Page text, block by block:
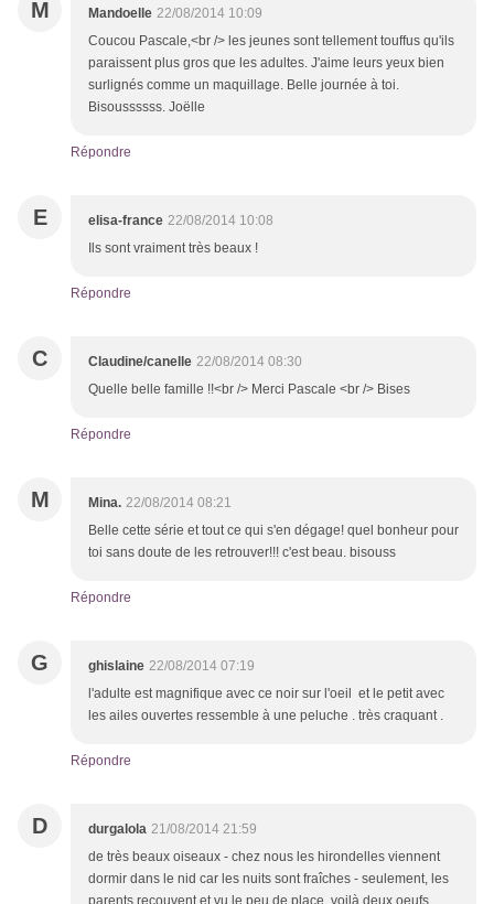
M Mandoelle 22/08/2014 10:09
Coucou Pascale,<br /> les jeunes sont tellement touffus qu'ils
paraissent plus gros que les adultes. J'aime leurs yeux bien
surlignés comme un maquillage. Belle journée à toi.
Bisoussssss. Joëlle
Répondre
E elisa-france 22/08/2014 10:08
Ils sont vraiment très beaux !
Répondre
C Claudine/canelle 22/08/2014 08:30
Quelle belle famille !!<br /> Merci Pascale <br /> Bises
Répondre
M Mina. 22/08/2014 08:21
Belle cette série et tout ce qui s'en dégage! quel bonheur pour
toi sans doute de les retrouver!!! c'est beau. bisouss
Répondre
G ghislaine 22/08/2014 07:19
l'adulte est magnifique avec ce noir sur l'oeil et le petit avec
les ailes ouvertes ressemble à une peluche . très craquant .
Répondre
D durgalola 21/08/2014 21:59
de très beaux oiseaux - chez nous les hirondelles viennent
dormir dans le nid car les nuits sont fraîches - seulement, les
parents recouvent et vu le peu de place, voilà deux oeufs